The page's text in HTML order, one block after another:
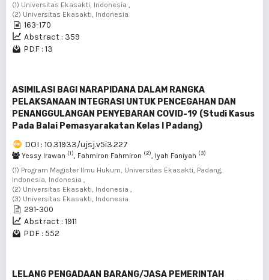
(1) Universitas Ekasakti, Indonesia ,
(2) Universitas Ekasakti, Indonesia
163-170
Abstract : 359
PDF : 13
ASIMILASI BAGI NARAPIDANA DALAM RANGKA
PELAKSANAAN INTEGRASI UNTUK PENCEGAHAN DAN
PENANGGULANGAN PENYEBARAN COVID-19 (Studi Kasus
Pada Balai Pemasyarakatan Kelas I Padang)
DOI : 10.31933/ujsj.v5i3.227
Yessy Irawan (1) , Fahmiron Fahmiron (2) , Iyah Faniyah (3)
(1) Program Magister Ilmu Hukum, Universitas Ekasakti, Padang,
Indonesia, Indonesia ,
(2) Universitas Ekasakti, Indonesia ,
(3) Universitas Ekasakti, Indonesia
291-300
Abstract : 1911
PDF : 552
LELANG PENGADAAN BARANG/JASA PEMERINTAH